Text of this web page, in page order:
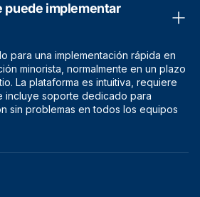
puede implementar
para una implementación rápida en
minorista, normalmente en un plazo
La plataforma es intuitiva, requiere
incluye soporte dedicado para
sin problemas en todos los equipos